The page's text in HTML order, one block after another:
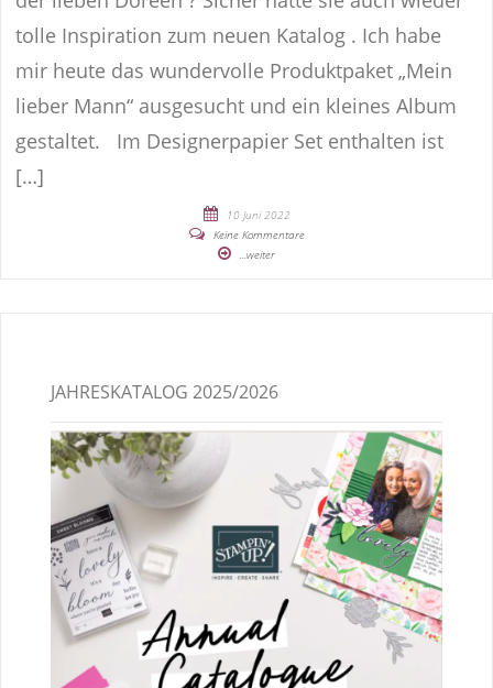
tolle Inspiration zum neuen Katalog . Ich habe
mir heute das wundervolle Produktpaket „Mein
lieber Mann“ ausgesucht und ein kleines Album
gestaltet. Im Designerpapier Set enthalten ist
[…]
10 Juni 2022
Keine Kommentare
...weiter
JAHRESKATALOG 2025/2026